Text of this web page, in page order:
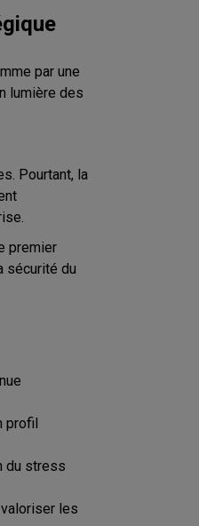
par une
lumière des
Pourtant, la
premier
sécurité du
profil
du stress
les